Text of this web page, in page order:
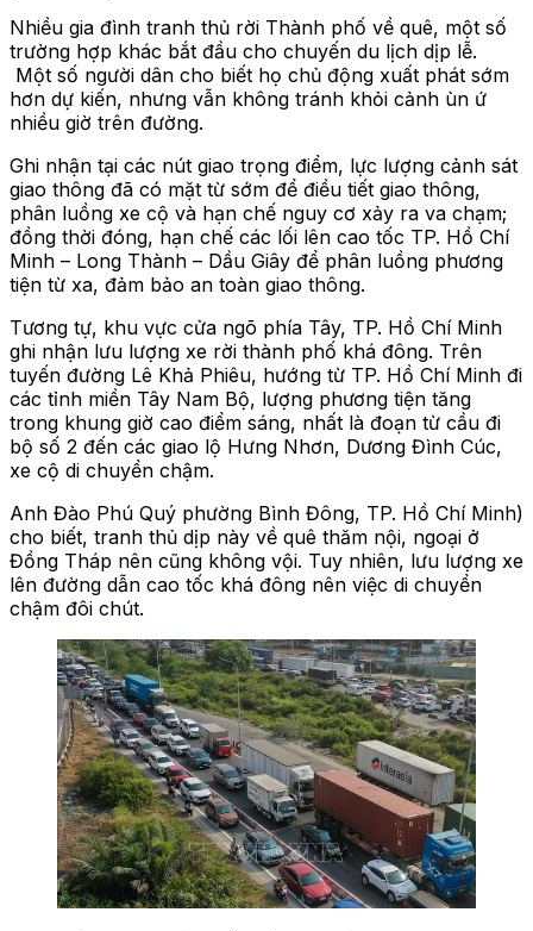
Nhiều gia đình tranh thủ rời Thành phố về quê, một số
trường hợp khác bắt đầu cho chuyến du lịch dịp lễ.
Một số người dân cho biết họ chủ động xuất phát sớm
hơn dự kiến, nhưng vẫn không tránh khỏi cảnh ùn ứ
nhiều giờ trên đường.
Ghi nhận tại các nút giao trọng điểm, lực lượng cảnh sát
giao thông đã có mặt từ sớm để điều tiết giao thông,
phân luồng xe cộ và hạn chế nguy cơ xảy ra va chạm;
đồng thời đóng, hạn chế các lối lên cao tốc TP. Hồ Chí
Minh – Long Thành – Dầu Giây để phân luồng phương
tiện từ xa, đảm bảo an toàn giao thông.
Tương tự, khu vực cửa ngõ phía Tây, TP. Hồ Chí Minh
ghi nhận lưu lượng xe rời thành phố khá đông. Trên
tuyến đường Lê Khả Phiêu, hướng từ TP. Hồ Chí Minh đi
các tỉnh miền Tây Nam Bộ, lượng phương tiện tăng
trong khung giờ cao điểm sáng, nhất là đoạn từ cầu đi
bộ số 2 đến các giao lộ Hưng Nhơn, Dương Đình Cúc,
xe cộ di chuyển chậm.
Anh Đào Phú Quý phường Bình Đông, TP. Hồ Chí Minh)
cho biết, tranh thủ dịp này về quê thăm nội, ngoại ở
Đồng Tháp nên cũng không vội. Tuy nhiên, lưu lượng xe
lên đường dẫn cao tốc khá đông nên việc di chuyển
chậm đôi chút.